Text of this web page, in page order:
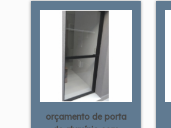
orçamento de porta